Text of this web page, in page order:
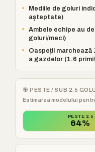
•
Mediile de goluri
așteptate)
•
Ambele echipe au
goluri/meci)
•
Oaspeții marchează
a gazdelor (1.6
🎯 PESTE / SUB 2.5
Estimarea modelului
PESTE 2.5
64%